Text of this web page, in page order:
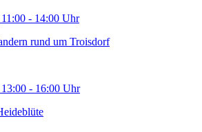
- 14:00 Uhr
rund um Troisdorf
- 16:00 Uhr